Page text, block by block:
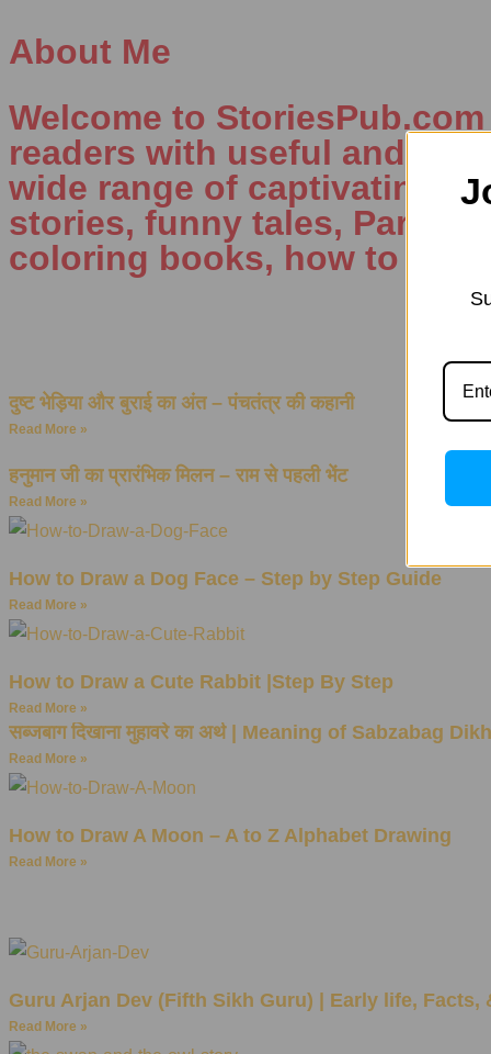
About Me
Welcome to
readers with useful and
wide range of captivating
stories, funny tales,
coloring books, how to
दुष्ट भेड़िया और बुराई का अंत – पंचतंत्र की कहानी
Read More »
हनुमान जी का प्रारंभिक मिलन – राम से पहली भेंट
Read More »
How to Draw a Dog Face – Step by Step Guide
Read More »
How to Draw a Cute Rabbit |Step By Step
Read More »
सब्जबाग दिखाना मुहावरे का अर्थ | Meaning of Sabzabag
Read More »
How to Draw A Moon – A to Z Alphabet Drawing
Read More »
Guru Arjan Dev (Fifth Sikh Guru) | Early life, Facts,
Read More »